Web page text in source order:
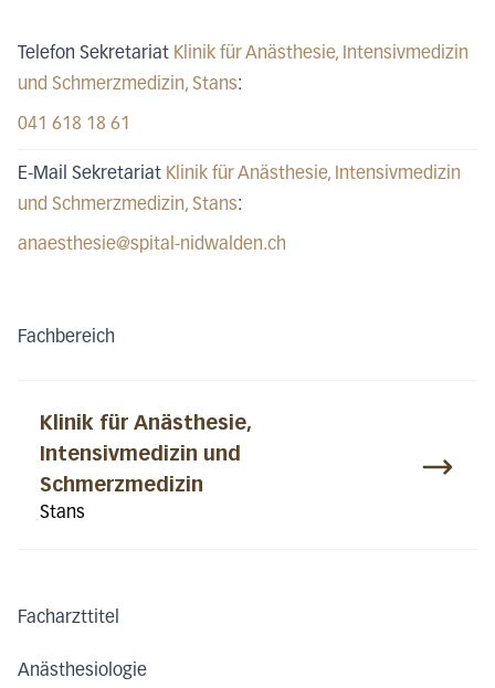
Telefon Sekretariat Klinik für Anästhesie, Intensivmedizin
und Schmerzmedizin, Stans:
041 618 18 61
E-Mail Sekretariat Klinik für Anästhesie, Intensivmedizin
und Schmerzmedizin, Stans:
anaesthesie@spital-nidwalden.ch
Fachbereich
Klinik für Anästhesie,
Intensivmedizin und
Schmerzmedizin
Stans
Facharzttitel
Anästhesiologie